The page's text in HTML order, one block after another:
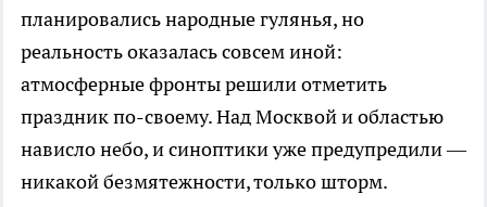
планировались народные гулянья, но
реальность оказалась совсем иной:
атмосферные фронты решили отметить
праздник по-своему. Над Москвой и областью
нависло небо, и синоптики уже предупредили —
никакой безмятежности, только шторм.